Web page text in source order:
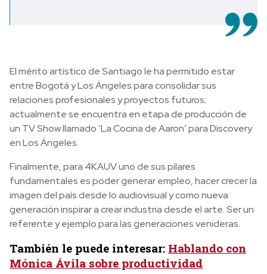
El mérito artístico de Santiago le ha permitido estar
entre Bogotá y Los Ángeles para consolidar sus
relaciones profesionales y proyectos futuros;
actualmente se encuentra en etapa de producción de
un TV Show llamado ‘La Cocina de Aaron’ para Discovery
en Los Ángeles.
Finalmente, para 4KAUV uno de sus pilares
fundamentales es poder generar empleo, hacer crecer la
imagen del país desde lo audiovisual y como nueva
generación inspirar a crear industria desde el arte. Ser un
referente y ejemplo para las generaciones venideras.
También le puede interesar: Hablando con
Mónica Ávila sobre productividad